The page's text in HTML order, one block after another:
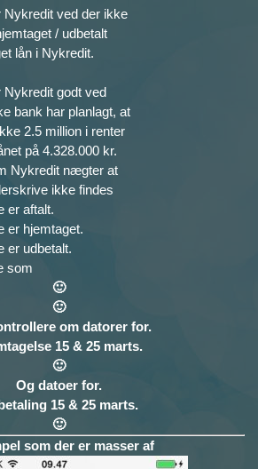
Nykredit ved der ikke
/ udbetalt
lån i Nykredit.
Nykredit godt ved
bank har planlagt, at
2.5 million i renter
på 4.328.000 kr.
Nykredit nægter at
ikke findes
er aftalt.
er hjemtaget.
er udbetalt.
som
🙂
🙂
om datorer for.
15 & 25 marts.
🙂
Og datoer for.
15 & 25 marts.
🙂
som der er masser af